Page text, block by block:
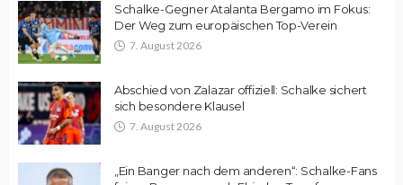
Schalke-Gegner Atalanta Bergamo im Fokus:
Der Weg zum europäischen Top-Verein
7. August 2026
Abschied von Zalazar offiziell: Schalke sichert
sich besondere Klausel
7. August 2026
„Ein Banger nach dem anderen“: Schalke-Fans